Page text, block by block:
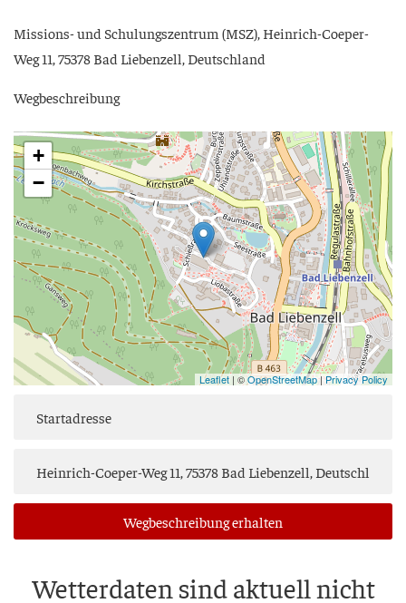
Mis­si­ons- und Schu­lungs­zen­trum (MSZ), Hein­rich-Coe­per-
Weg 11, 75378 Bad Lie­ben­zell, Deutschland
Weg­be­schrei­bung
+
−
Leaflet | ©OpenStreetMap|Privacy Policy
Weg­be­schrei­bung erhalten
Wet­ter­da­ten sind aktu­ell nicht